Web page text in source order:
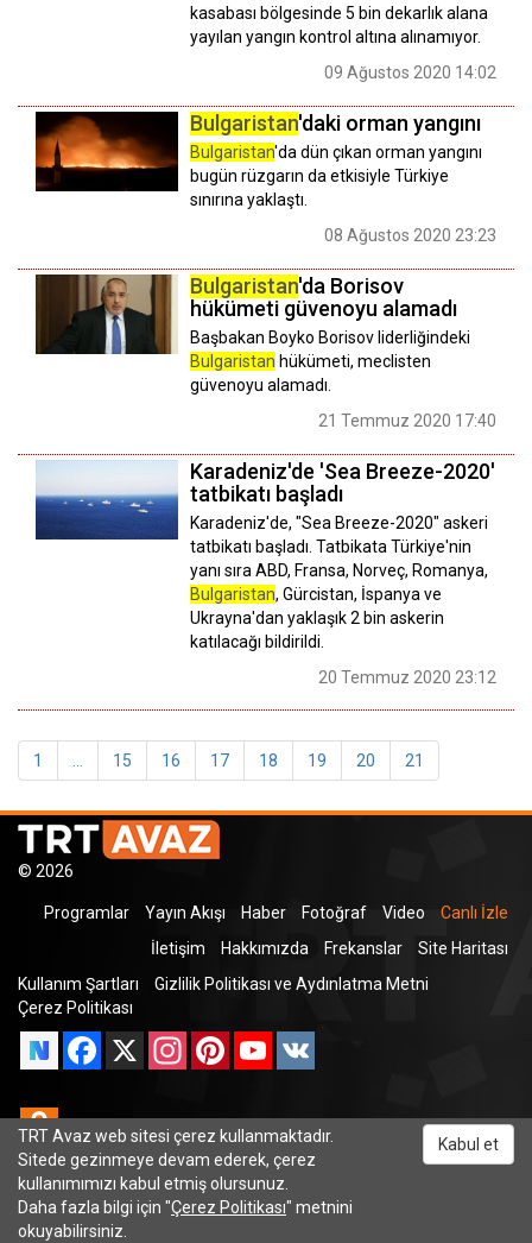
kasabası bölgesinde 5 bin dekarlık alana
yayılan yangın kontrol altına alınamıyor.
09 Ağustos 2020 14:02
Bulgaristan'daki orman yangını
Bulgaristan'da dün çıkan orman yangını
bugün rüzgarın da etkisiyle Türkiye
sınırına yaklaştı.
08 Ağustos 2020 23:23
Bulgaristan'da Borisov
hükümeti güvenoyu alamadı
Başbakan Boyko Borisov liderliğindeki
Bulgaristan hükümeti, meclisten
güvenoyu alamadı.
21 Temmuz 2020 17:40
Karadeniz'de 'Sea Breeze-2020'
tatbikatı başladı
Karadeniz'de, "Sea Breeze-2020" askeri
tatbikatı başladı. Tatbikata Türkiye'nin
yanı sıra ABD, Fransa, Norveç, Romanya,
Bulgaristan, Gürcistan, İspanya ve
Ukrayna'dan yaklaşık 2 bin askerin
katılacağı bildirildi.
20 Temmuz 2020 23:12
1 15 16 17 18 19 20 21
© 2026
Programlar Yayın Akışı Haber Fotoğraf Video
Canlı İzle
İletişim
Hakkımızda Frekanslar
Site Haritası
Kullanım Şartları
Gizlilik Politikası ve Aydınlatma Metni
Çerez Politikası
Facebook
X InstagramPinterestYouTube
Odnoklassniki
TRT Avaz web sitesi çerez kullanmaktadır.
Sitede gezinmeye devam ederek, çerez
kullanımımızı kabul etmiş olursunuz.
Daha fazla bilgi için "Çerez Politikası" metnini
okuyabilirsiniz.
Kabul et